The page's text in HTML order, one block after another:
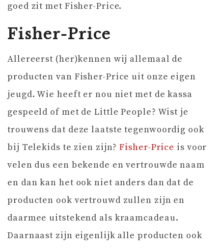
goed zit met Fisher-Price.
Fisher-Price
Allereerst (her)kennen wij allemaal de
producten van Fisher-Price uit onze eigen
jeugd. Wie heeft er nou niet met de kassa
gespeeld of met de Little People? Wist je
trouwens dat deze laatste tegenwoordig ook
bij Telekids te zien zijn?Fisher-Price is voor
velen dus een bekende en vertrouwde naam
en dan kan het ook niet anders dan dat de
producten ook vertrouwd zullen zijn en
daarmee uitstekend als kraamcadeau.
Daarnaast zijn eigenlijk alle producten ook